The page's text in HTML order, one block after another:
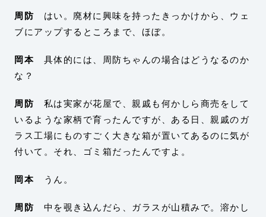
周防 はい。廃材に興味を持ったきっかけから、ウェ
ブにアップするところまで、ほぼ。
岡本 具体的には、周防ちゃんの場合はどうなるのか
な？
周防 私は実家が花屋で、親戚も何かしら商売をして
いるような家柄で育ったんですが、ある日、親戚のガ
ラス工場にものすごく大きな箱が置いてあるのに気が
付いて。それ、ゴミ箱だったんですよ。
岡本 うん。
周防 中を覗き込んだら、ガラスが山積みで。溶かし